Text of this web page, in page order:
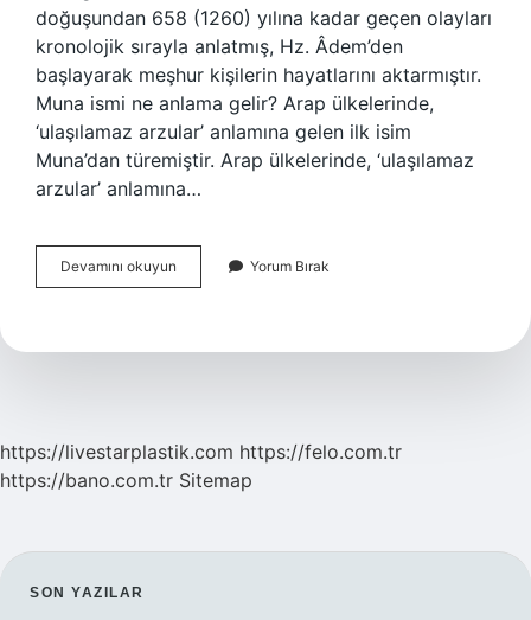
doğuşundan 658 (1260) yılına kadar geçen olayları
kronolojik sırayla anlatmış, Hz. Âdem’den
başlayarak meşhur kişilerin hayatlarını aktarmıştır.
Muna ismi ne anlama gelir? Arap ülkelerinde,
‘ulaşılamaz arzular’ anlamına gelen ilk isim
Muna’dan türemiştir. Arap ülkelerinde, ‘ulaşılamaz
arzular’ anlamına…
Devamını okuyun
Ne
Yorum Bırak
https://livestarplastik.com https://felo.com.tr
https://bano.com.tr Sitemap
SIDEBAR
SON YAZILAR